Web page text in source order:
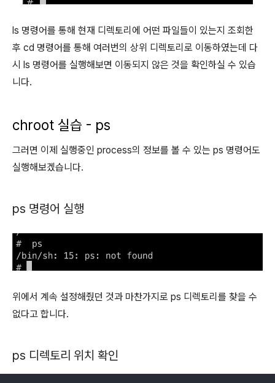
ls 명령어를 통해 현재 디렉토리에 어떤 파일들이 있는지 조회한
후 cd 명령어를 통해 여러번의 상위 디렉토리로 이동하였는데 다
시 ls 명령어를 실행해보면 이동되지 않은 것을 확인하실 수 있습
니다.
chroot 실습 - ps
그러면 이제 실행중인 process의 정보를 볼 수 있는 ps 명령어도
실행해보겠습니다.
ps 명령어 실행
위에서 계속 설정해줬던 것과 마찬가지로 ps 디렉토리를 찾을 수
없다고 합니다.
ps 디렉토리 위치 확인